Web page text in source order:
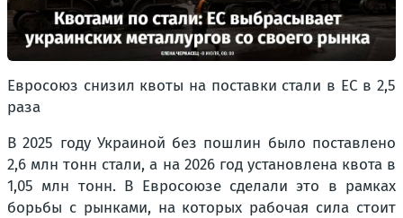
Евросоюз снизил квоты на поставки стали в ЕС в 2,5
раза
В 2025 году Украиной без пошлин было поставлено
2,6 млн тонн стали, а на 2026 год установлена квота в
1,05 млн тонн. В Евросоюзе сделали это в рамках
борьбы с рынками, на которых рабочая сила стоит